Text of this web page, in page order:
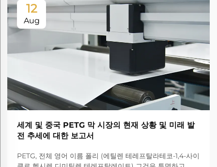
12
Aug
세계 및 중국 PETG 막 시장의 현재 상황 및 미래 발
전 추세에 대한 보고서
PETG, 전체 영어 이름 폴리 (에틸렌 테레프탈라테코-1,4-사이